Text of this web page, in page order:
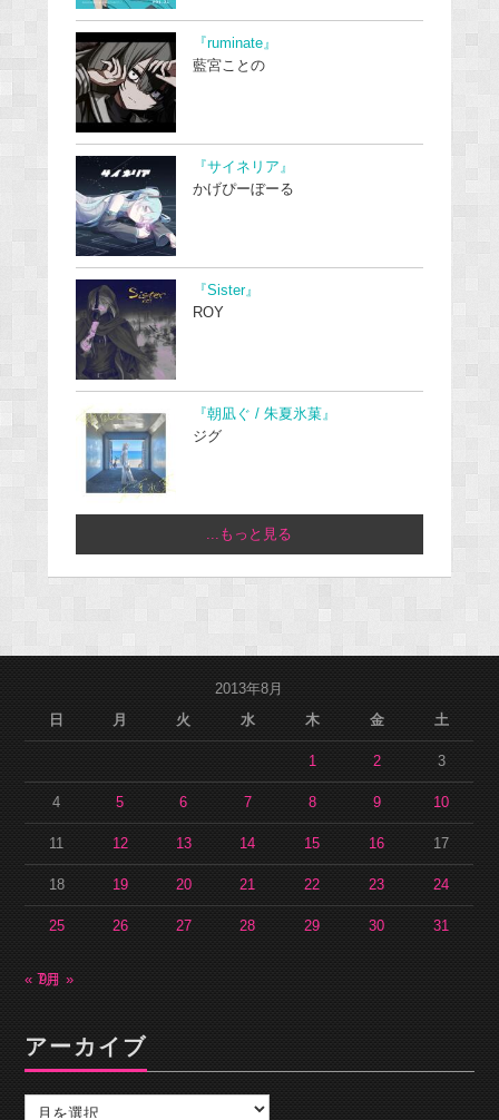
『ruminate』
藍宮ことの
『サイネリア』
かげぴーぼーる
『Sister』
ROY
『朝凪ぐ / 朱夏氷菓』
ジグ
...もっと見る
2013年8月
日
月 火 水 木 金 土
1 2 3
4 5 6 7 8 9 10
11 12 13 14 15 16 17
18 19 20 21 22 23 24
25 26 27 28 29 30 31
« 7月9月 »
アーカイブ